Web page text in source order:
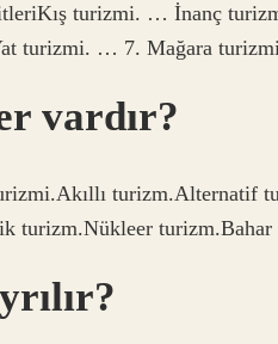
turizmi. … İnanç
turizmi. … 7. Mağara
vardır?
turizm.Alternatif
turizm.Nükleer